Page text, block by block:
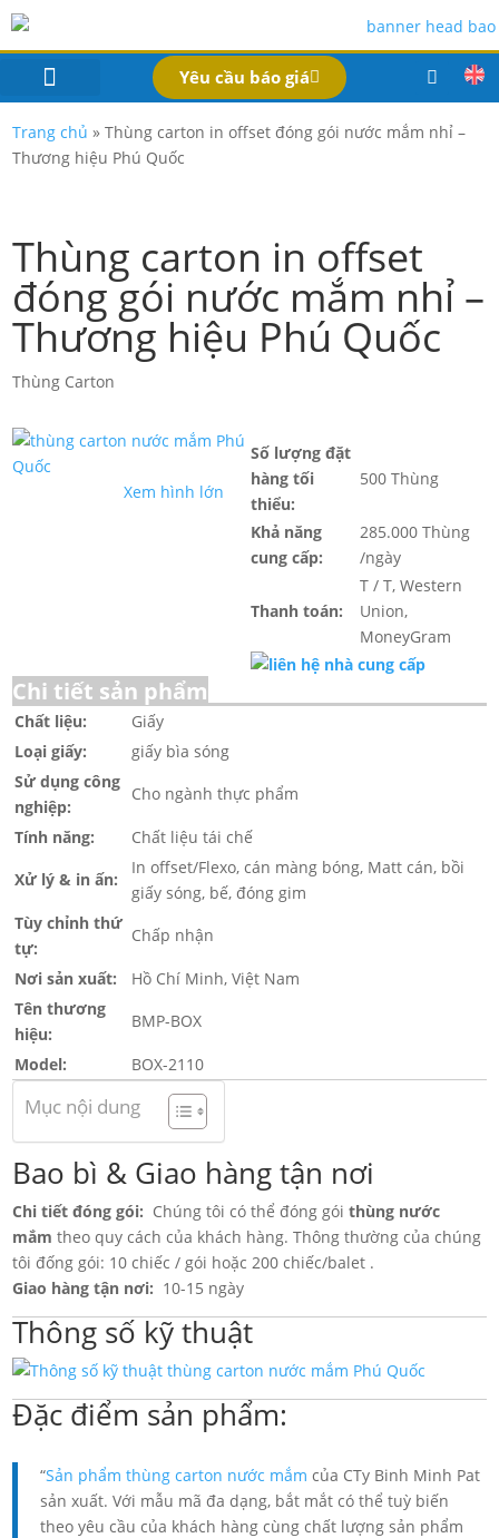
Yêu cầu báo giá
Trang chủ »Thùng carton in offset đóng gói nước mắm nhỉ –
Thương hiệu Phú Quốc
Thùng carton in offset
đóng gói nước mắm nhỉ –
Thương hiệu Phú Quốc
Thùng Carton
Xem hình lớn
Số lượng đặt
hàng tối
thiểu:
500 Thùng
Khả năng
cung cấp:
285.000 Thùng
/ngày
Thanh toán:
T / T, Western
Union,
MoneyGram
Chi tiết sản phẩm
Chất liệu:
Giấy
Loại giấy:
giấy bìa sóng
Sử dụng công
nghiệp:
Cho ngành thực phẩm
Tính năng:
Chất liệu tái chế
Xử lý & in ấn:
In offset/Flexo, cán màng bóng, Matt cán, bồi
giấy sóng, bế, đóng gim
Tùy chỉnh thứ
tự:
Chấp nhận
Nơi sản xuất:
Hồ Chí Minh, Việt Nam
Tên thương
hiệu:
BMP-BOX
Model: BOX-2110
Mục nội dung
Bao bì & Giao hàng tận nơi
Chi tiết đóng gói: Chúng tôi có thể đóng góithùng nước
mắm theo quy cách của khách hàng. Thông thường của chúng
tôi đống gói: 10 chiếc / gói hoặc 200 chiếc/balet .
Giao hàng tận nơi: 10-15 ngày
Thông số kỹ thuật
Đặc điểm sản phẩm:
“Sản phẩm thùng carton nước mắmcủa CTy Binh Minh Pat
sản xuất. Với mẫu mã đa dạng, bắt mắt có thể tuỳ biến
theo yêu cầu của khách hàng cùng chất lượng sản phẩm